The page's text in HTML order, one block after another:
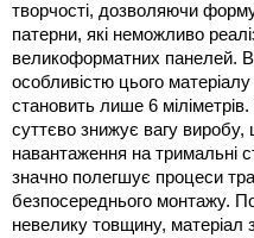
творчості, дозволяючи
патерни, які неможливо
великоформатних панелей.
особливістю цього
становить лише 6
суттєво знижує вагу виробу,
навантаження на тримальні
значно полегшує процеси
безпосереднього монтажу.
невелику товщину, матеріал